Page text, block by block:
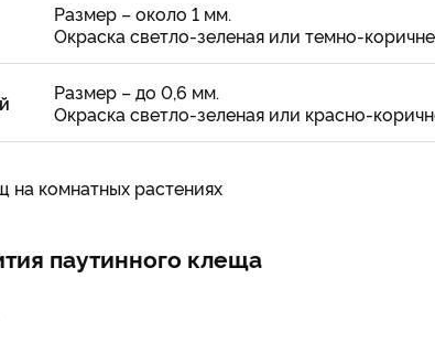
Размер – около 1 мм.
Окраска светло-зеленая или темно-
Размер – до 0,6 мм.
Окраска светло-зеленая или красно-
паутинного клеща